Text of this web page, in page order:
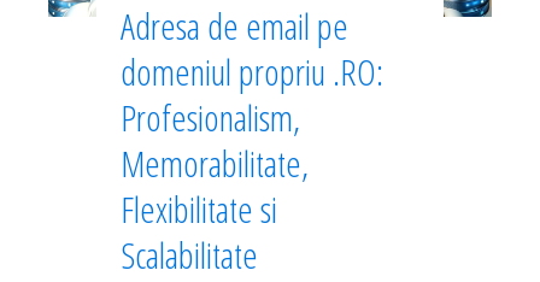
Adresa de email pe
domeniul propriu .RO:
Profesionalism,
Memorabilitate,
Flexibilitate si
Scalabilitate